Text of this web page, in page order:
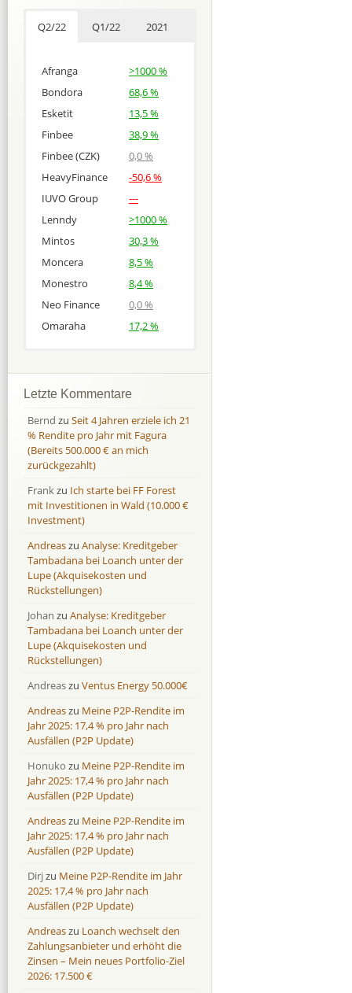
Q2/22 Q1/22 2021
Afranga
>1000 %
Bondora
68,6 %
Esketit
13,5 %
Finbee
38,9 %
Finbee (CZK)
0,0 %
HeavyFinance
-50,6 %
IUVO Group
---
Lenndy
>1000 %
Mintos
30,3 %
Moncera
8,5 %
Monestro
8,4 %
Neo Finance
0,0 %
Omaraha
17,2 %
Bondora
Finbee
43,2%
Finbee (CZK)
0,0 %
HeavyFinance
IUVO Group
-32,2 %
Lenndy
-314,6 %
Moncera
8,0 %
Monestro
9,1 %
Neo Finance
Omaraha
16,4 %
Bondora
Finbee
35,2%
Finbee (CZK)
0,0 %
HeavyFinance
IUVO Group
-55,0 %
Lenndy
146,5 %
Moncera
11,1 %
Monestro
>1000%
Neo Finance
Omaraha
18,0 %
Letzte Kommentare
Bernd zu Seit 4 Jahren erziele ich 21
% Rendite pro Jahr mit Fagura
(Bereits 500.000 € an mich
zurückgezahlt)
Frankzu Ich starte bei FF Forest
mit Investitionen in Wald (10.000 €
Investment)
Andreaszu Analyse: Kreditgeber
Tambadana bei Loanch unter der
Lupe (Akquisekosten und
Rückstellungen)
Johan zu Analyse: Kreditgeber
Tambadana bei Loanch unter der
Lupe (Akquisekosten und
Rückstellungen)
Andreaszu Ventus Energy 50.000€
Andreaszu Meine P2P-Rendite im
Jahr 2025: 17,4 % pro Jahr nach
Ausfällen (P2P Update)
Honuko zu Meine P2P-Rendite im
Jahr 2025: 17,4 % pro Jahr nach
Ausfällen (P2P Update)
Andreaszu Meine P2P-Rendite im
Jahr 2025: 17,4 % pro Jahr nach
Ausfällen (P2P Update)
Dirjzu Meine P2P-Rendite im Jahr
2025: 17,4 % pro Jahr nach
Ausfällen (P2P Update)
Andreaszu Loanch wechselt den
Zahlungsanbieter und erhöht die
Zinsen – Mein neues Portfolio-Ziel
2026: 17.500 €